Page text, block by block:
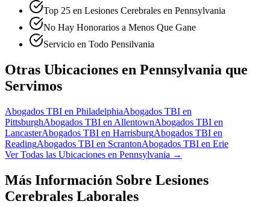
Top 25 en Lesiones Cerebrales en Pennsylvania
No Hay Honorarios a Menos Que Gane
Servicio en Todo Pensilvania
Otras Ubicaciones en Pennsylvania que
Servimos
Abogados TBI en PhiladelphiaAbogados TBI en
PittsburghAbogados TBI en AllentownAbogados TBI en
LancasterAbogados TBI en HarrisburgAbogados TBI en
ReadingAbogados TBI en ScrantonAbogados TBI en Erie
Ver Todas las Ubicaciones en Pennsylvania →
Más Información Sobre Lesiones
Cerebrales Laborales